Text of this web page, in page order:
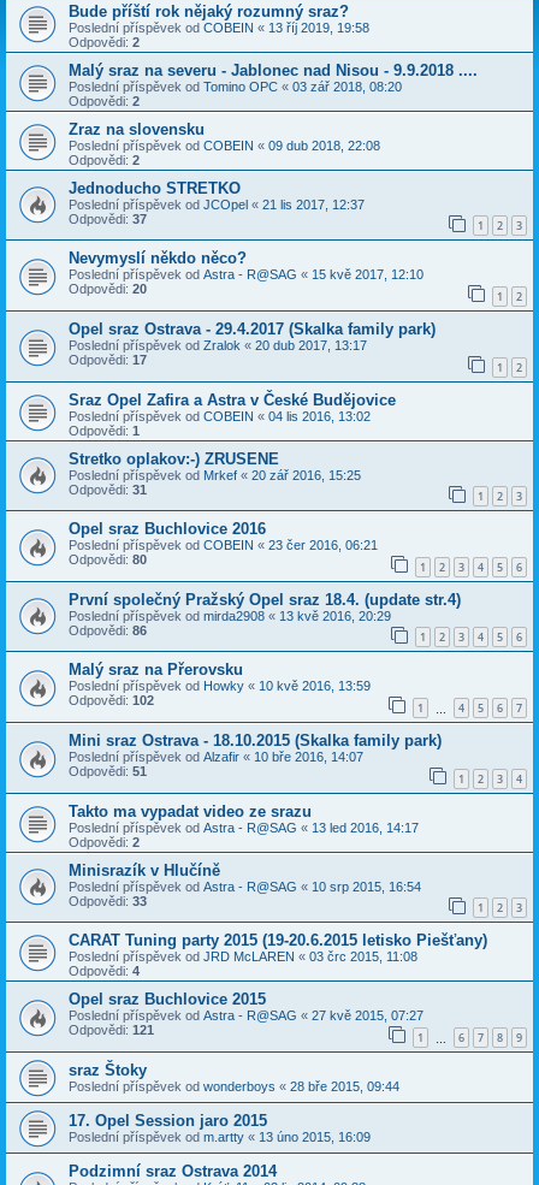
Bude příští rok nějaký rozumný sraz?
Poslední příspěvek od COBEIN « 13 říj 2019, 19:58
Odpovědi: 2
Malý sraz na severu - Jablonec nad Nisou - 9.9.2018 ....
Poslední příspěvek od Tomino OPC « 03 zář 2018, 08:20
Odpovědi: 2
Zraz na slovensku
Poslední příspěvek od COBEIN « 09 dub 2018, 22:08
Odpovědi: 2
Jednoducho STRETKO
Poslední příspěvek od JCOpel « 21 lis 2017, 12:37
Odpovědi: 37 1 2 3
Nevymyslí někdo něco?
Poslední příspěvek od Astra - R@SAG « 15 kvě 2017, 12:10
Odpovědi: 20 1 2
Opel sraz Ostrava - 29.4.2017 (Skalka family park)
Poslední příspěvek od Zralok « 20 dub 2017, 13:17
Odpovědi: 17 1 2
Sraz Opel Zafira a Astra v České Budějovice
Poslední příspěvek od COBEIN « 04 lis 2016, 13:02
Odpovědi: 1
Stretko oplakov:-) ZRUSENE
Poslední příspěvek od Mrkef « 20 zář 2016, 15:25
Odpovědi: 31 1 2 3
Opel sraz Buchlovice 2016
Poslední příspěvek od COBEIN « 23 čer 2016, 06:21
Odpovědi: 80 1 2 3 4 5 6
První společný Pražský Opel sraz 18.4. (update str.4)
Poslední příspěvek od mirda2908 « 13 kvě 2016, 20:29
Odpovědi: 86 1 2 3 4 5 6
Malý sraz na Přerovsku
Poslední příspěvek od Howky « 10 kvě 2016, 13:59
Odpovědi: 102 1 4 5 6 7
Mini sraz Ostrava - 18.10.2015 (Skalka family park)
Poslední příspěvek od Alzafir « 10 bře 2016, 14:07
Odpovědi: 51 1 2 3 4
Takto ma vypadat video ze srazu
Poslední příspěvek od Astra - R@SAG « 13 led 2016, 14:17
Odpovědi: 2
Minisrazík v Hlučíně
Poslední příspěvek od Astra - R@SAG « 10 srp 2015, 16:54
Odpovědi: 33 1 2 3
CARAT Tuning party 2015 (19-20.6.2015 letisko Piešťany)
Poslední příspěvek od JRD McLAREN « 03 črc 2015, 11:08
Odpovědi: 4
Opel sraz Buchlovice 2015
Poslední příspěvek od Astra - R@SAG « 27 kvě 2015, 07:27
Odpovědi: 121 1 6 7 8 9
sraz Štoky
Poslední příspěvek od wonderboys « 28 bře 2015, 09:44
17. Opel Session jaro 2015
Poslední příspěvek od m.artty « 13 úno 2015, 16:09
Podzimní sraz Ostrava 2014